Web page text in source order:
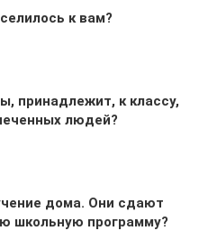
к вам?
принадлежит, к классу,
людей?
дома. Они сдают
школьную программу?